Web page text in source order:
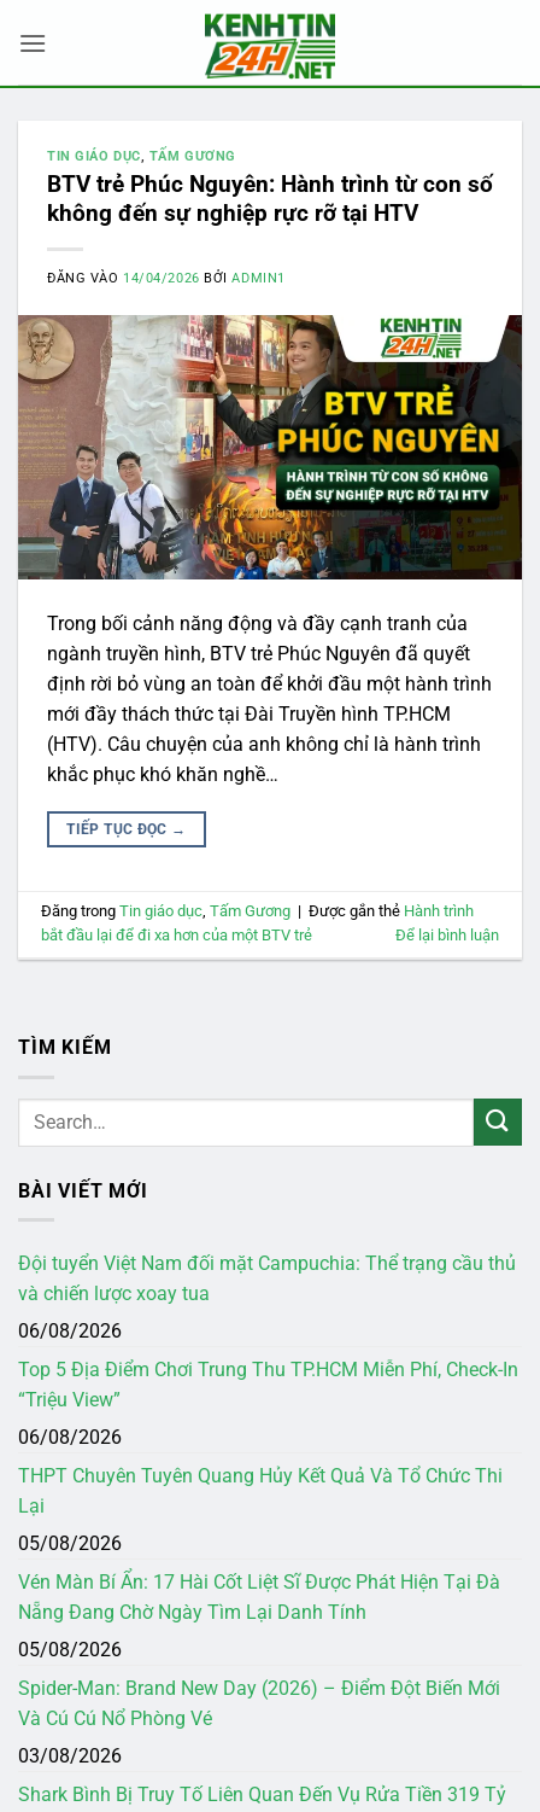
qua
TIN GIÁO DỤC, TẤM GƯƠNG
BTV trẻ Phúc Nguyên: Hành trình từ con số
không đến sự nghiệp rực rỡ tại HTV
ĐĂNG VÀO 14/04/2026 BỞIADMIN1
Trong bối cảnh năng động và đầy cạnh tranh của
ngành truyền hình, BTV trẻ Phúc Nguyên đã quyết
định rời bỏ vùng an toàn để khởi đầu một hành trình
mới đầy thách thức tại Đài Truyền hình TP.HCM
(HTV). Câu chuyện của anh không chỉ là hành trình
khắc phục khó khăn nghề…
TIẾP TỤC ĐỌC →
Đăng trongTin giáo dục,Tấm Gương | Được gắn thẻ Hành trình
bắt đầu lại để đi xa hơn của một BTV trẻ
Để lại bình luận
TÌM KIẾM
BÀI VIẾT MỚI
Đội tuyển Việt Nam đối mặt Campuchia: Thể trạng cầu thủ
và chiến lược xoay tua
06/08/2026
Top 5 Địa Điểm Chơi Trung Thu TP.HCM Miễn Phí, Check-In
“Triệu View”
06/08/2026
THPT Chuyên Tuyên Quang Hủy Kết Quả Và Tổ Chức Thi
Lại
05/08/2026
Vén Màn Bí Ẩn: 17 Hài Cốt Liệt Sĩ Được Phát Hiện Tại Đà
Nẵng Đang Chờ Ngày Tìm Lại Danh Tính
05/08/2026
Spider-Man: Brand New Day (2026) – Điểm Đột Biến Mới
Và Cú Cú Nổ Phòng Vé
03/08/2026
Shark Bình Bị Truy Tố Liên Quan Đến Vụ Rửa Tiền 319 Tỷ